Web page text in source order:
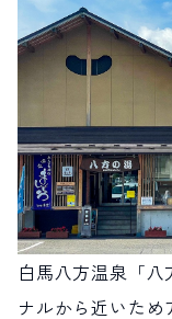
白馬八方温泉「
ナルから近いた